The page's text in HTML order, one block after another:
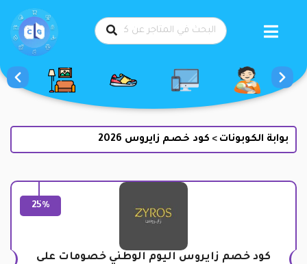
بوابة الكوبونات > كود خصم زايروس 2026
25%
كود خصم زايروس اليوم الوطني خصومات على